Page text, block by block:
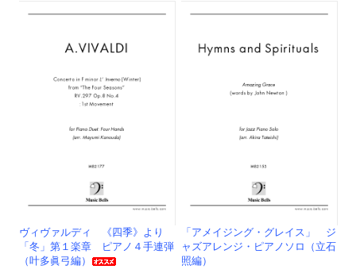
ヴィヴァルディ 《四季》より
「冬」第１楽章 ピアノ４手連弾
（叶多眞弓編）
「アメイジング・グレイス」 ジ
ャズアレンジ・ピアノソロ（立石
照編）